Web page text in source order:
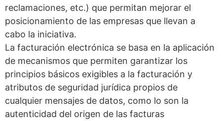
reclamaciones, etc.) que permitan mejorar el
posicionamiento de las empresas que llevan a
cabo la iniciativa.
La facturación electrónica se basa en la aplicación
de mecanismos que permiten garantizar los
principios básicos exigibles a la facturación y
atributos de seguridad jurídica propios de
cualquier mensajes de datos, como lo son la
autenticidad del origen de las facturas